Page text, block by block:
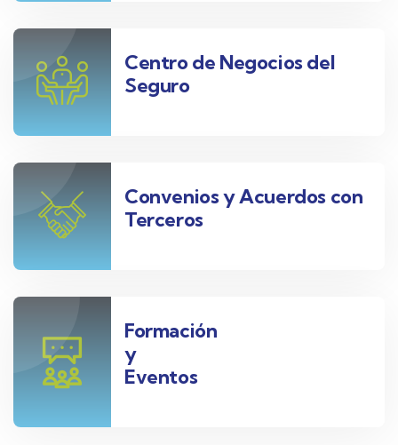
Centro de Negocios del
Seguro
Convenios y Acuerdos con
Terceros
Formación
y
Eventos